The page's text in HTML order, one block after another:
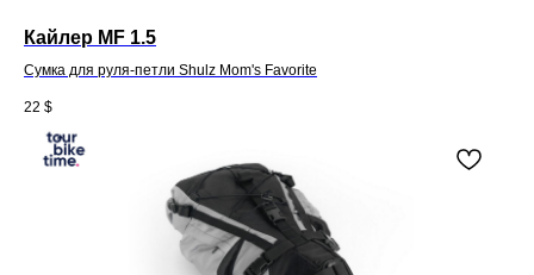
Кайлер MF 1.5
Сумка для руля-петли Shulz Mom's Favorite
22 $